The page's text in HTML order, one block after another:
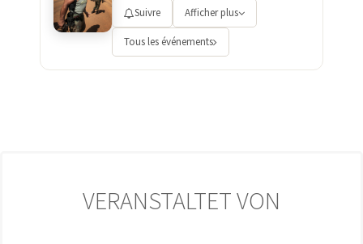
Suivre Afficher plus
Tous les événements
VERANSTALTET VON